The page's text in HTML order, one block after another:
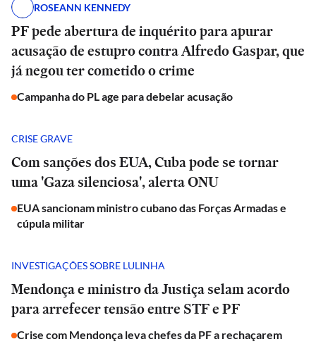
ROSEANN KENNEDY
PF pede abertura de inquérito para apurar
acusação de estupro contra Alfredo Gaspar, que
já negou ter cometido o crime
Campanha do PL age para debelar acusação
CRISE GRAVE
Com sanções dos EUA, Cuba pode se tornar
uma 'Gaza silenciosa', alerta ONU
EUA sancionam ministro cubano das Forças Armadas e
cúpula militar
INVESTIGAÇÕES SOBRE LULINHA
Mendonça e ministro da Justiça selam acordo
para arrefecer tensão entre STF e PF
Crise com Mendonça leva chefes da PF a rechaçarem